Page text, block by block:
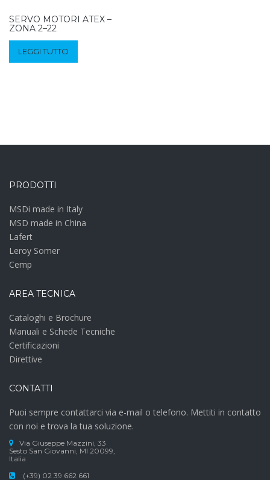
SERVO MOTORI ATEX –
ZONA 2–22
LEGGI TUTTO
PRODOTTI
MSDi made in Italy
MSD made in China
Lafert
Leroy Somer
Cemp
AREA TECNICA
Cataloghi e Brochure
Manuali e Schede Tecniche
Certificazioni
Direttive
CONTATTI
Puoi sempre contattarci via e-mail o telefono. Mettiti in contatto
con noi e trova la tua soluzione.
Via Giuseppe Mazzini, 33
Sesto San Giovanni, MI 20099,
Italia
(+39) 02 39 662 661